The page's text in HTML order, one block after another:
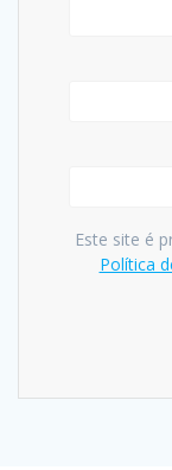
Este site é
Política